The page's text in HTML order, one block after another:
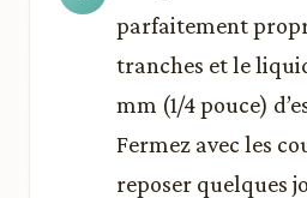
parfaitement
tranches et le
mm (1/4 pouce)
Fermez avec les
reposer quelques